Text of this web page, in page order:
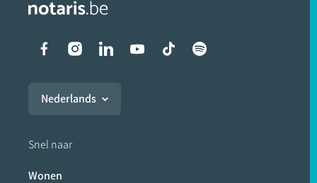
Liens vers les réseaux
Nederlands
Snel naar
Wonen